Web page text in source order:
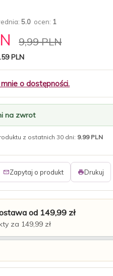
5.0 ocen: 1
9,99 PLN
PLN
o dostępności.
na zwrot
z ostatnich 30 dni: 9.99 PLN
Zapytaj o produkt Drukuj
od 149,99 zł
za 149,99 zł